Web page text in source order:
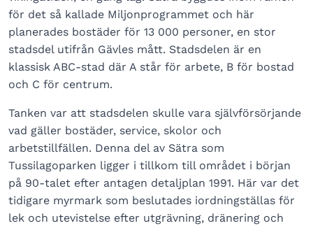
för det så kallade Miljonprogrammet och här
planerades bostäder för 13 000 personer, en stor
stadsdel utifrån Gävles mått. Stadsdelen är en
klassisk ABC-stad där A står för arbete, B för bostad
och C för centrum.
Tanken var att stadsdelen skulle vara självförsörjande
vad gäller bostäder, service, skolor och
arbetstillfällen. Denna del av Sätra som
Tussilagoparken ligger i tillkom till området i början
på 90-talet efter antagen detaljplan 1991. Här var det
tidigare myrmark som beslutades iordningställas för
lek och utevistelse efter utgrävning, dränering och